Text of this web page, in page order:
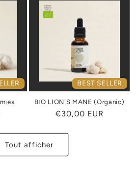
BEST SELLER
BIO LION'S MANE (Organic)
Prix
€30,00 EUR
Tout afficher